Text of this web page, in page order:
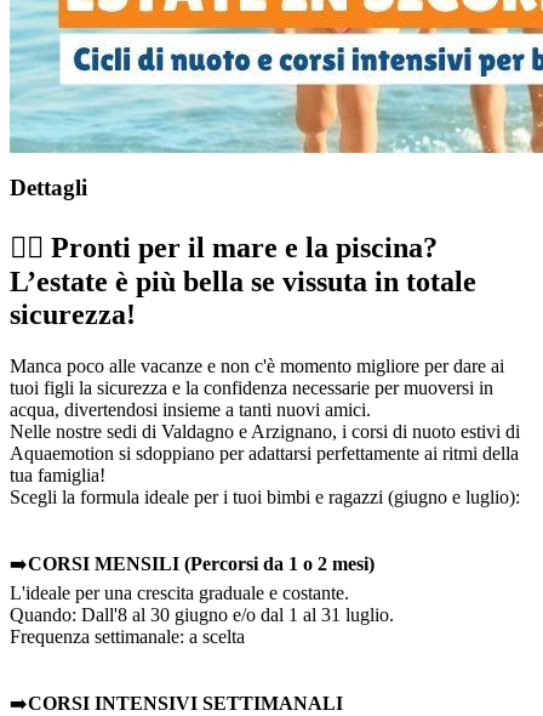
Dettagli
​​🏊🏻​ Pronti per il mare e la piscina?
L’estate è più bella se vissuta in totale
sicurezza!
Manca poco alle vacanze e non c'è momento migliore per dare ai
tuoi figli la sicurezza e la confidenza necessarie per muoversi in
acqua, divertendosi insieme a tanti nuovi amici.
Nelle nostre sedi di Valdagno e Arzignano, i corsi di nuoto estivi di
Aquaemotion si sdoppiano per adattarsi perfettamente ai ritmi della
tua famiglia!
Scegli la formula ideale per i tuoi bimbi e ragazzi (giugno e luglio):
​​➡️​CORSI MENSILI (Percorsi da 1 o 2 mesi)
L'ideale per una crescita graduale e costante.
Quando: Dall'8 al 30 giugno e/o dal 1 al 31 luglio.
Frequenza settimanale: a scelta
​​➡️​CORSI INTENSIVI SETTIMANALI